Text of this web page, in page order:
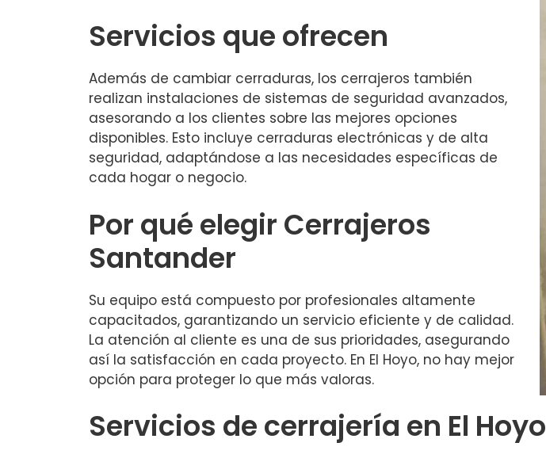
Servicios que ofrecen
Además de cambiar cerraduras, los cerrajeros también
realizan instalaciones de sistemas de seguridad avanzados,
asesorando a los clientes sobre las mejores opciones
disponibles. Esto incluye cerraduras electrónicas y de alta
seguridad, adaptándose a las necesidades específicas de
cada hogar o negocio.
Por qué elegir Cerrajeros
Santander
Su equipo está compuesto por profesionales altamente
capacitados, garantizando un servicio eficiente y de calidad.
La atención al cliente es una de sus prioridades, asegurando
así la satisfacción en cada proyecto. En El Hoyo, no hay mejor
opción para proteger lo que más valoras.
Servicios de cerrajería en El Hoyo